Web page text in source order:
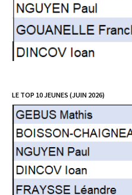
LE TOP 10 JEUNES (JUIN 2026)